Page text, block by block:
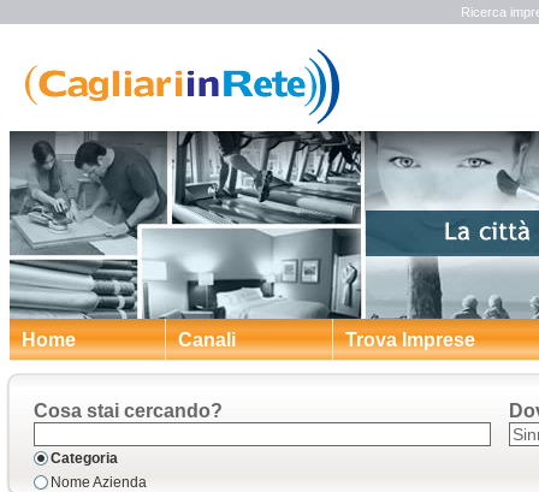
Ricerca
Home Canali Trova Imprese
Cosa stai cercando?
Categoria
Nome Azienda